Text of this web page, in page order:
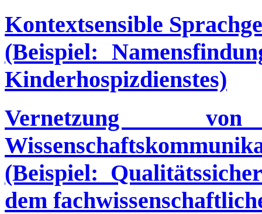
Kontextsensible
(Beispiel:
Kinderhospizdienstes)
Vernetzung
(Beispiel:
dem